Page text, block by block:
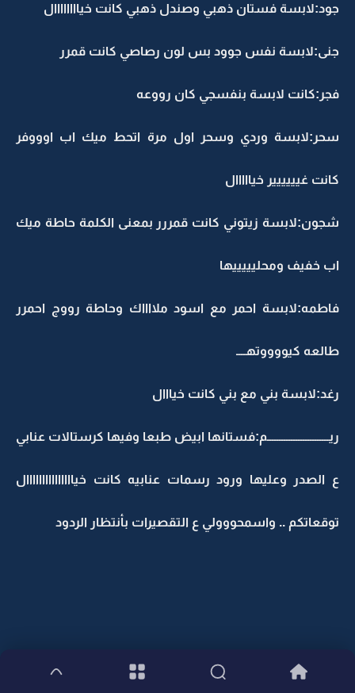
جود:لابسة فستان ذهبي وصندل ذهبي كانت خياااااااال
جنى:لابسة نفس جوود بس لون رصاصي كانت قمرر
فجر:كانت لابسة بنفسجي كان رووعه
سحر:لابسة وردي وسحر اول مرة اتحط ميك اب اوووفر
كانت غيييييير خيااااال
شجون:لابسة زيتوني كانت قمررر بمعنى الكلمة حاطة ميك
اب خفيف ومحليييييها
فاطمه:لابسة احمر مع اسود ملااااك وحاطة رووج احمرر
طالعه كيووووتهــــ
رغد:لابسة بني مع بني كانت خيااال
ريــــــــــــــــــــــــــم:فستانها ابيض طبعا وفيها كرستالات عنابي
ع الصدر وعليها ورود رسمات عنابيه كانت خيااااااااااااااال
توقعاتكم .. واسمحووولي ع التقصيرات بأنتظار الردود
البارت السادس